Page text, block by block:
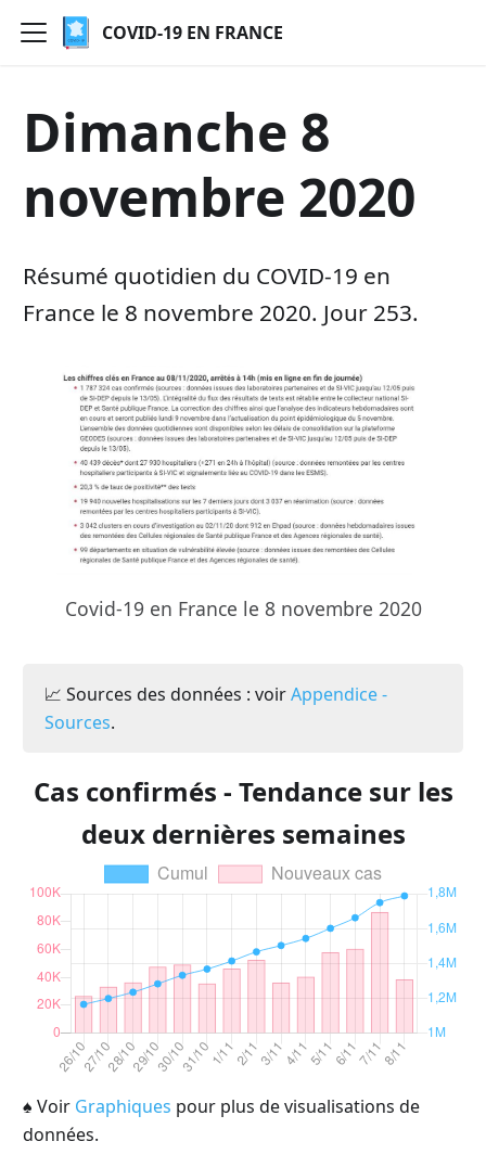
COVID-19 EN FRANCE
Dimanche 8
novembre 2020
Résumé quotidien du COVID-19 en
France le 8 novembre 2020. Jour 253.
Covid-19 en France le 8 novembre 2020
📈 Sources des données : voirAppendice -
Sources.
Cas confirmés - Tendance sur les
deux dernières semaines
♠ Voir Graphiques pour plus de visualisations de
données.